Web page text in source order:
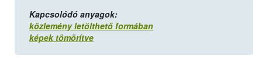
Kapcsolódó anyagok:
közlemény letölthető formában
képek tömörítve